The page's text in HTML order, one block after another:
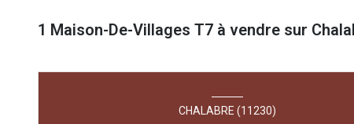
1 Maison-De-Villages T7 à vendre sur
CHALABRE (11230)